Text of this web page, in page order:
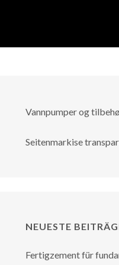
Vannpumper og
Seitenmarkise
NEUESTE
Fertigzement für